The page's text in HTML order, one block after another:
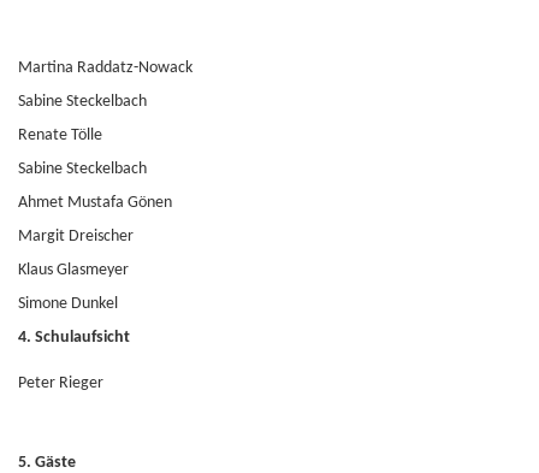
Martina Raddatz-Nowack
Sabine Steckelbach
Renate Tölle
Sabine Steckelbach
Ahmet Mustafa Gönen
Margit Dreischer
Klaus Glasmeyer
Simone Dunkel
4. Schulaufsicht
Peter Rieger
5. Gäste